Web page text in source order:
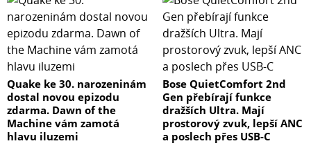
Quake ke 30. narozeninám
dostal novou epizodu
zdarma. Dawn of the
Machine vám zamotá
hlavu iluzemi
Bose QuietComfort 2nd
Gen přebírají funkce
dražších Ultra. Mají
prostorový zvuk, lepší ANC
a poslech přes USB-C